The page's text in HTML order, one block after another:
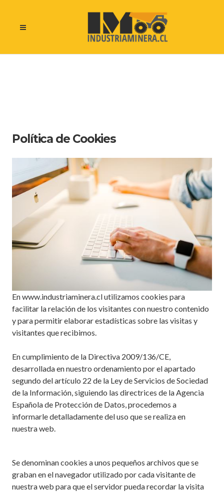
Política de Cookies
En www.industriaminera.cl utilizamos cookies para
facilitar la relación de los visitantes con nuestro contenido
y para permitir elaborar estadísticas sobre las visitas y
visitantes que recibimos.
En cumplimiento de la Directiva 2009/136/CE,
desarrollada en nuestro ordenamiento por el apartado
segundo del artículo 22 de la Ley de Servicios de Sociedad
de la Información, siguiendo las directrices de la Agencia
Española de Protección de Datos, procedemos a
informarle detalladamente del uso que se realiza en
nuestra web.
Se denominan cookies a unos pequeños archivos que se
graban en el navegador utilizado por cada visitante de
nuestra web para que el servidor pueda recordar la visita